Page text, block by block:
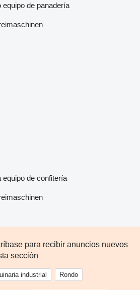
equipo de panadería
equipo de confitería
para recibir anuncios nuevos
sección
industrial Rondo